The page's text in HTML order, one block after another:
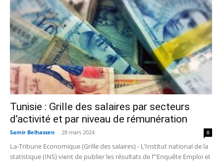
Tunisie : Grille des salaires par secteurs
d’activité et par niveau de rémunération
Samir Belhassen - 28 mars 2024 0
La-Tribune Economique (Grille des salaires) - L’Institut national de la
statistique (INS) vient de publier les résultats de l’"Enquête Emploi et